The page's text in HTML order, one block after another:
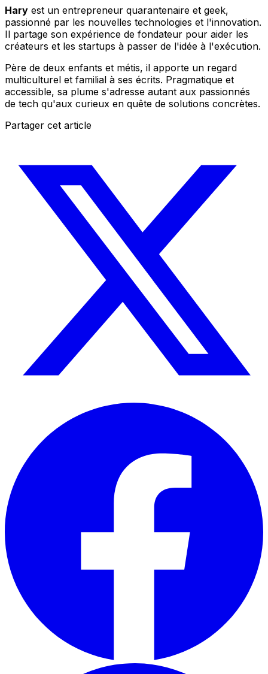
Hary est un entrepreneur quarantenaire et geek,
passionné par les nouvelles technologies et l'innovation.
Il partage son expérience de fondateur pour aider les
créateurs et les startups à passer de l'idée à l'exécution.
Père de deux enfants et métis, il apporte un regard
multiculturel et familial à ses écrits. Pragmatique et
accessible, sa plume s'adresse autant aux passionnés
de tech qu'aux curieux en quête de solutions concrètes.
Partager cet article